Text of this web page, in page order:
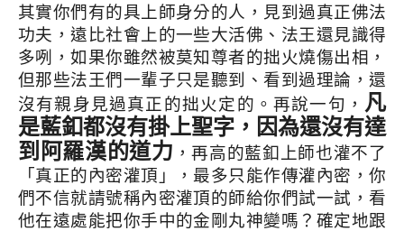
其實你們有的具上師身分的人，見到過真正佛法
功夫，遠比社會上的一些大活佛、法王還見識得
多咧，如果你雖然被莫知尊者的拙火燒傷出相，
但那些法王們一輩子只是聽到、看到過理論，還
沒有親身見過真正的拙火定的。再說一句， 凡
是藍釦都沒有掛上聖字，因為還沒有達
到阿羅漢的道力 ，再高的藍釦上師也灌不了
「真正的內密灌頂」，最多只能作傳灌內密，你
們不信就請號稱內密灌頂的師給你們試一試，看
他在遠處能把你手中的金剛丸神變嗎？確定地跟